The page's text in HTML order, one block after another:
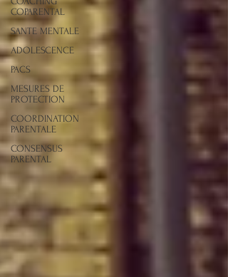
COPARENTAL
SANTE MENTALE
ADOLESCENCE
PACS
MESURES DE
PROTECTION
COORDINATION
PARENTALE
CONSENSUS
PARENTAL